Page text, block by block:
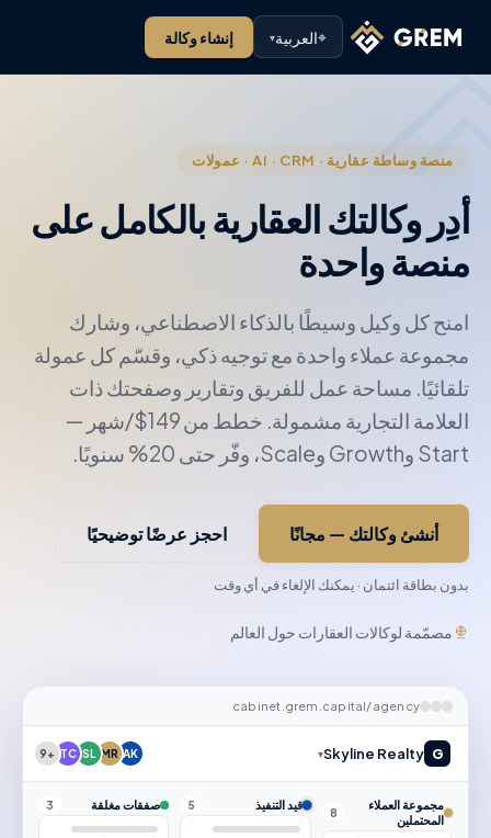
⌖العربية▾ إنشاء وكالة
منصة وساطة عقارية · AI · CRM · عمولات
أدِر وكالتك العقارية بالكامل على
منصة واحدة
امنح كل وكيل وسيطًا بالذكاء الاصطناعي، وشارك
مجموعة عملاء واحدة مع توجيه ذكي، وقسّم كل عمولة
تلقائيًا. مساحة عمل للفريق وتقارير وصفحتك ذات
العلامة التجارية مشمولة. خطط من 149$/شهر —
Start وGrowth وScale، وفّر حتى 20% سنويًا.
أنشئ وكالتك — مجانًا احجز عرضًا توضيحيًا
بدون بطاقة ائتمان · يمكنك الإلغاء في أي وقت
مصمّمة لوكالات العقارات حول العالم
cabinet.grem.capital/agency
G
Skyline Realty
▾
AK
MR
SL
TC
+9
مجموعة العملاء
المحتملين
8
قيد التنفيذ 5 صفقات مغلقة 3